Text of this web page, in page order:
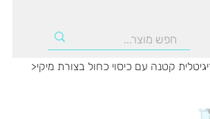
>קטנה עם כיסוי כחול בצורת מיקי